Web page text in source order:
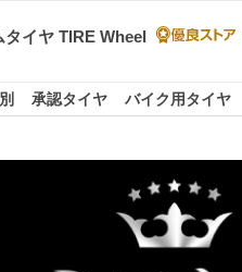
タイヤ TIRE Wheel
承認タイヤ バイク用タイヤ